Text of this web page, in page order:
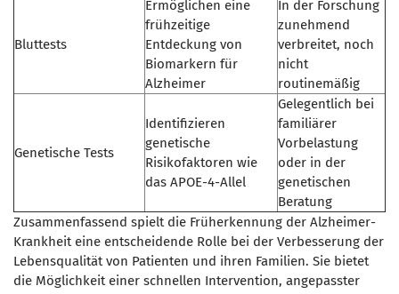
Bluttests
Ermöglichen eine
frühzeitige
Entdeckung von
Biomarkern für
Alzheimer
In der Forschung
zunehmend
verbreitet, noch
nicht
routinemäßig
Genetische Tests
Identifizieren
genetische
Risikofaktoren wie
das APOE-4-Allel
Gelegentlich bei
familiärer
Vorbelastung
oder in der
genetischen
Beratung
Zusammenfassend spielt die Früherkennung der Alzheimer-
Krankheit eine entscheidende Rolle bei der Verbesserung der
Lebensqualität von Patienten und ihren Familien. Sie bietet
die Möglichkeit einer schnellen Intervention, angepasster